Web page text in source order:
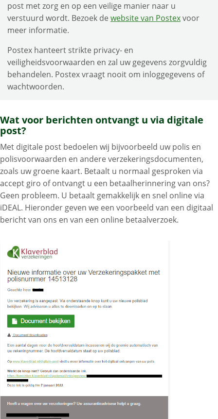
post met zorg en op een veilige manier naar u
verstuurd wordt. Bezoek de website van Postexvoor
meer informatie.
Postex hanteert strikte privacy- en
veiligheidsvoorwaarden en zal uw gegevens zorgvuldig
behandelen. Postex vraagt nooit om inloggegevens of
wachtwoorden.
Wat voor berichten ontvangt u via digitale
post?
Met digitale post bedoelen wij bijvoorbeeld uw polis en
polisvoorwaarden en andere verzekeringsdocumenten,
zoals uw groene kaart. Betaalt u normaal gesproken via
accept giro of ontvangt u een betaalherinnering van ons?
Geen probleem. U betaalt gemakkelijk en snel online via
iDEAL. Hieronder geven we een voorbeeld van een digitaal
bericht van ons en van een online betaalverzoek.